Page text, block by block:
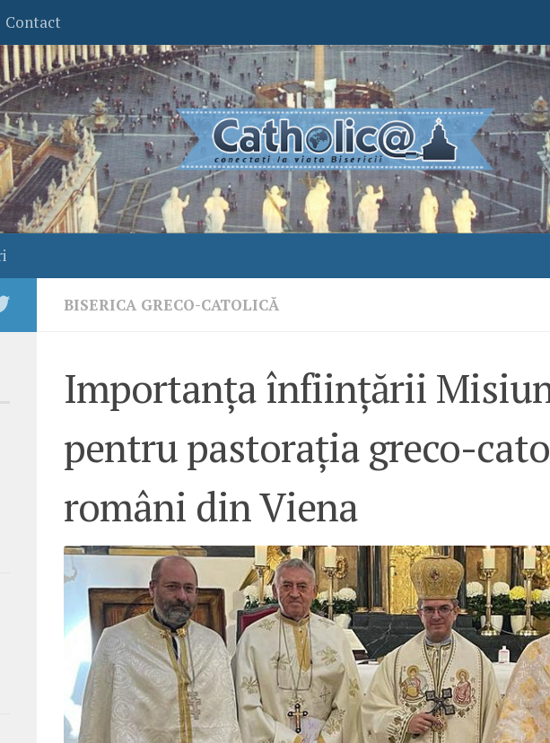
Contact
BISERICA GRECO-CATOLICĂ
Importanța înființării
pentru pastorația greco-
români din Viena